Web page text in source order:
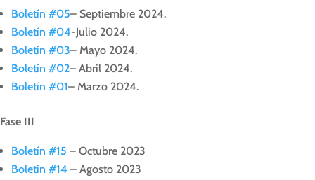
Boletín #05– Septiembre 2024.
Boletín #04-Julio 2024.
Boletín #03– Mayo 2024.
Boletín #02– Abril 2024.
Boletín #01– Marzo 2024.
Fase III
Boletín #15 – Octubre 2023
Boletín #14 – Agosto 2023